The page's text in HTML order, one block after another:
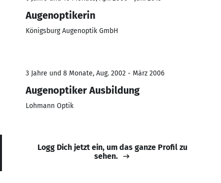
Augenoptikerin
Königsburg Augenoptik GmbH
3 Jahre und 8 Monate, Aug. 2002 - März 2006
Augenoptiker Ausbildung
Lohmann Optik
Logg Dich jetzt ein, um das ganze Profil zu
sehen.